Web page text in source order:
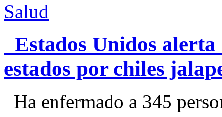
Salud
Estados Unidos alerta
estados por chiles
Ha enfermado a 345